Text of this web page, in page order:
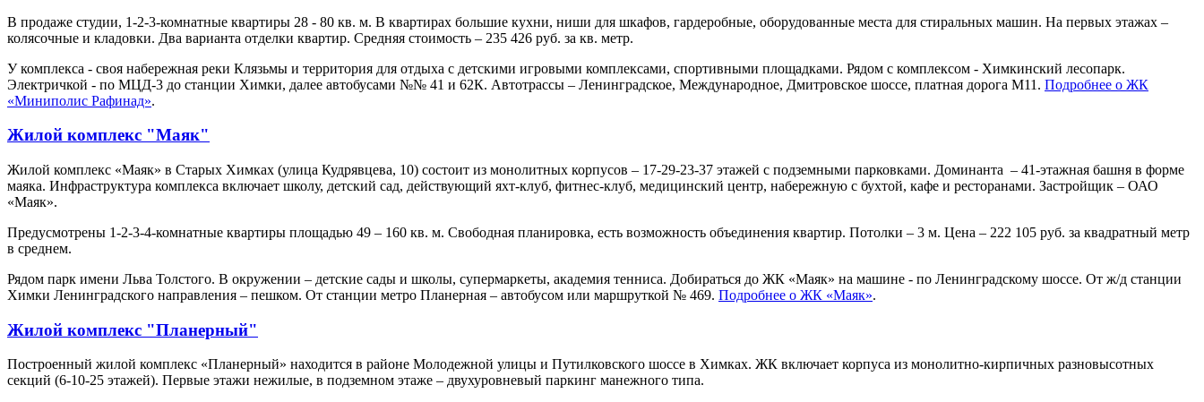
В продаже студии, 1-2-3-комнатные квартиры 28 - 80 кв. м. В квартирах большие кухни, ниши для шкафов, гардеробные, оборудованные места для стиральных машин. На первых этажах –
колясочные и кладовки. Два варианта отделки квартир. Средняя стоимость – 235 426 руб. за кв. метр.
У комплекса - своя набережная реки Клязьмы и территория для отдыха с детскими игровыми комплексами, спортивными площадками. Рядом с комплексом - Химкинский лесопарк.
Электричкой - по МЦД-3 до станции Химки, далее автобусами №№ 41 и 62К. Автотрассы – Ленинградское, Международное, Дмитровское шоссе, платная дорога М11. Подробнее о ЖК
«Миниполис Рафинад».
Жилой комплекс "Маяк"
Жилой комплекс «Маяк» в Старых Химках (улица Кудрявцева, 10) состоит из монолитных корпусов – 17-29-23-37 этажей с подземными парковками. Доминанта – 41-этажная башня в форме
маяка. Инфраструктура комплекса включает школу, детский сад, действующий яхт-клуб, фитнес-клуб, медицинский центр, набережную с бухтой, кафе и ресторанами. Застройщик – ОАО
«Маяк».
Предусмотрены 1-2-3-4-комнатные квартиры площадью 49 – 160 кв. м. Свободная планировка, есть возможность объединения квартир. Потолки – 3 м. Цена – 222 105 руб. за квадратный метр
в среднем.
Рядом парк имени Льва Толстого. В окружении – детские сады и школы, супермаркеты, академия тенниса. Добираться до ЖК «Маяк» на машине - по Ленинградскому шоссе. От ж/д станции
Химки Ленинградского направления – пешком. От станции метро Планерная – автобусом или маршруткой № 469. Подробнее о ЖК «Маяк».
Жилой комплекс "Планерный"
Построенный жилой комплекс «Планерный» находится в районе Молодежной улицы и Путилковского шоссе в Химках. ЖК включает корпуса из монолитно-кирпичных разновысотных
секций (6-10-25 этажей). Первые этажи нежилые, в подземном этаже – двухуровневый паркинг манежного типа.